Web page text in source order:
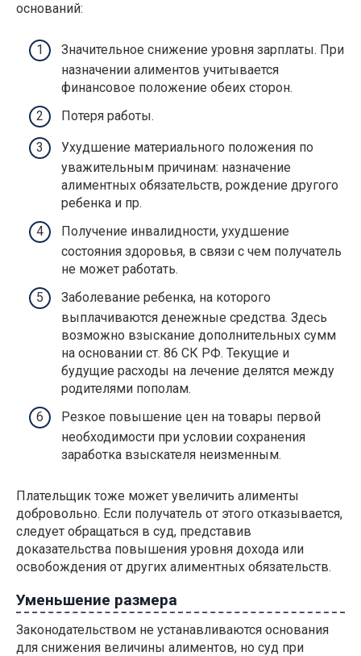
оснований:
Значительное снижение уровня зарплаты. При
назначении алиментов учитывается
финансовое положение обеих сторон.
Потеря работы.
Ухудшение материального положения по
уважительным причинам: назначение
алиментных обязательств, рождение другого
ребенка и пр.
Получение инвалидности, ухудшение
состояния здоровья, в связи с чем получатель
не может работать.
Заболевание ребенка, на которого
выплачиваются денежные средства. Здесь
возможно взыскание дополнительных сумм
на основании ст. 86 СК РФ. Текущие и
будущие расходы на лечение делятся между
родителями пополам.
Резкое повышение цен на товары первой
необходимости при условии сохранения
заработка взыскателя неизменным.
Плательщик тоже может увеличить алименты
добровольно. Если получатель от этого отказывается,
следует обращаться в суд, представив
доказательства повышения уровня дохода или
освобождения от других алиментных обязательств.
Уменьшение размера
Законодательством не устанавливаются основания
для снижения величины алиментов, но суд при